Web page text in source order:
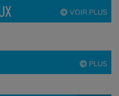
VOIR PLUS
PLUS